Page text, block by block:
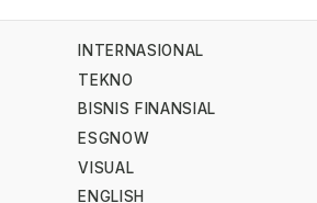
INTERNASIONAL
TEKNO
BISNIS FINANSIAL
ESGNOW
VISUAL
ENGLISH